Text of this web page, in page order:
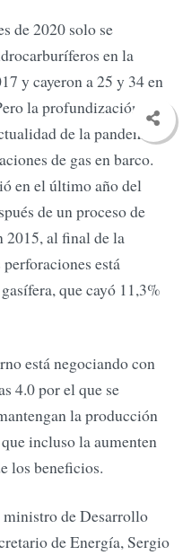
de 2020 solo se
en la
y cayeron a 25 y 34 en
la profundización del
de la pandemia
de gas en barco.
en el último año del
de un proceso de
2015, al final de la
está
que cayó 11,3%
está negociando con
4.0 por el que se
la producción
incluso la aumenten
los beneficios.
de Desarrollo
de Energía, Sergio